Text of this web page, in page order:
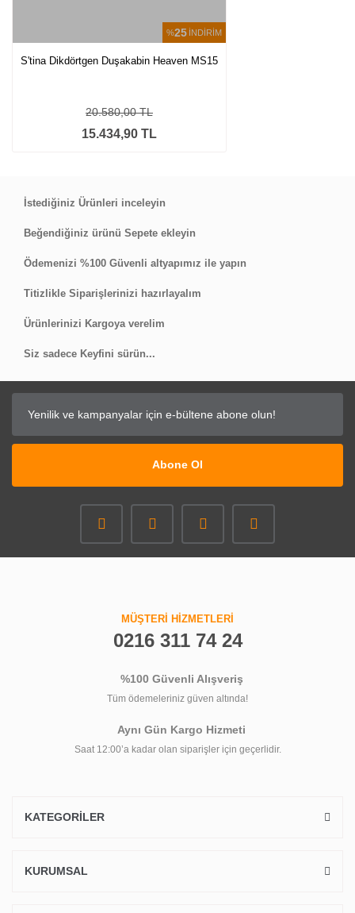
%25 İNDİRİM
S'tina Dikdörtgen Duşakabin Heaven MS15
15.434,90 TL
20.580,00 TL
İstediğiniz Ürünleri inceleyin
Beğendiğiniz ürünü Sepete ekleyin
Ödemenizi %100 Güvenli altyapımız ile yapın
Titizlikle Siparişlerinizi hazırlayalım
Ürünlerinizi Kargoya verelim
Siz sadece Keyfini sürün...
Abone Ol
MÜŞTERİ HİZMETLERİ
0216 311 74 24
%100 Güvenli Alışveriş
Tüm ödemeleriniz güven altında!
Aynı Gün Kargo Hizmeti
Saat 12:00’a kadar olan siparişler için geçerlidir.
KATEGORİLER
KURUMSAL